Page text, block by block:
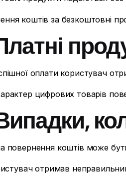
коштів за безкоштовні
оплати користувач
цифрових товарів
повернення коштів може
отримав